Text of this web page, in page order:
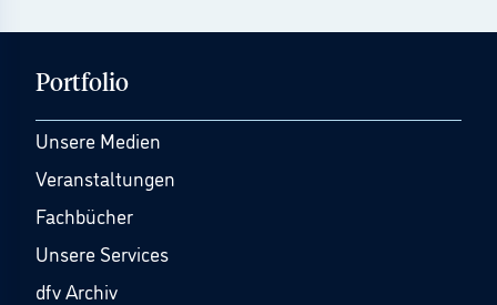
Portfolio
Unsere Medien
Veranstaltungen
Fachbücher
Unsere Services
dfv Archiv